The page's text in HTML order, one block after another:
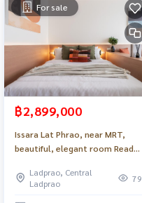
For sale
฿2,899,000
Issara Lat Phrao, near MRT,
beautiful, elegant room Ready
Ladprao, Central
Ladprao
79